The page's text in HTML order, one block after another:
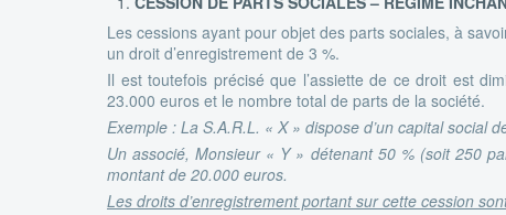
Les cessions ayant pour objet des parts sociales, à
un droit d’enregistrement de 3 %.
Il est toutefois précisé que l’assiette de ce droit est
23.000 euros et le nombre total de parts de la société.
Exemple : La S.A.R.L. « X » dispose d’un capital social
Un associé, Monsieur « Y » détenant 50 % (soit 250
montant de 20.000 euros.
Les droits d’enregistrement portant sur cette cession